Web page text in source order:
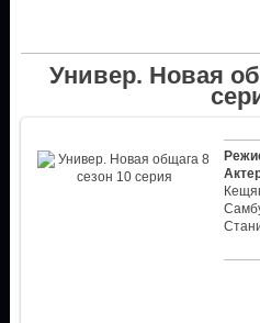
Универ. Новая